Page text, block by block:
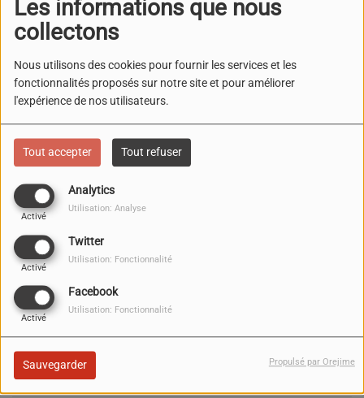
Les informations que nous
collectons
Nous utilisons des cookies pour fournir les services et les
fonctionnalités proposés sur notre site et pour améliorer
l'expérience de nos utilisateurs.
Tout accepter Tout refuser
Analytics
Activé
Utilisation: Analyse
Twitter
Activé
Utilisation: Fonctionnalité
Facebook
Activé
Utilisation: Fonctionnalité
Sauvegarder Propulsé par Orejime
MAÎTRE GIMS